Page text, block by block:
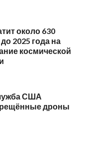
около 630
2025 года на
космической
США
дроны